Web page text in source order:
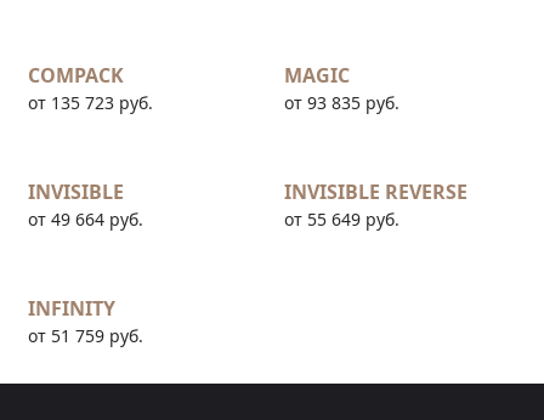
COMPACK
от 135 723 руб.
MAGIC
от 93 835 руб.
INVISIBLE
от 49 664 руб.
INVISIBLE REVERSE
от 55 649 руб.
INFINITY
от 51 759 руб.